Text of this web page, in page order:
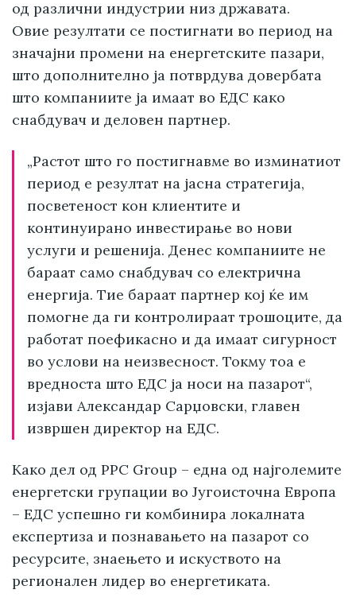
од различни индустрии низ државата.
Овие резултати се постигнати во период на
значајни промени на енергетските пазари,
што дополнително ја потврдува довербата
што компаниите ја имаат во ЕДС како
снабдувач и деловен партнер.
„Растот што го постигнавме во изминатиот
период е резултат на јасна стратегија,
посветеност кон клиентите и
континуирано инвестирање во нови
услуги и решенија. Денес компаниите не
бараат само снабдувач со електрична
енергија. Тие бараат партнер кој ќе им
помогне да ги контролираат трошоците, да
работат поефикасно и да имаат сигурност
во услови на неизвесност. Токму тоа е
вредноста што ЕДС ја носи на пазарот“,
изјави Александар Сарџовски, главен
извршен директор на ЕДС.
Како дел од PPC Group – една од најголемите
енергетски групации во Југоисточна Европа
– ЕДС успешно ги комбинира локалната
експертиза и познавањето на пазарот со
ресурсите, знаењето и искуството на
регионален лидер во енергетиката.